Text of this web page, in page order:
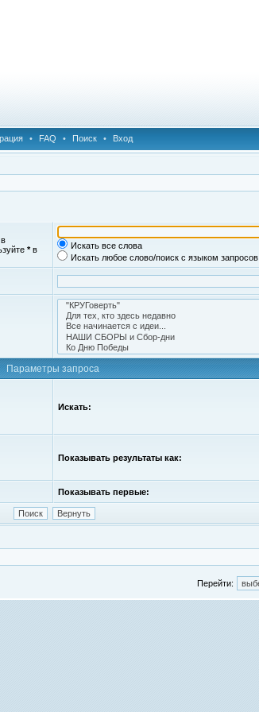
• FAQ • Поиск • Вход
*в
Искать все слова
Искать любое слово/поиск с языком запросов
Параметры запроса
Искать:
Показывать результаты как:
Показывать первые:
Перейти: